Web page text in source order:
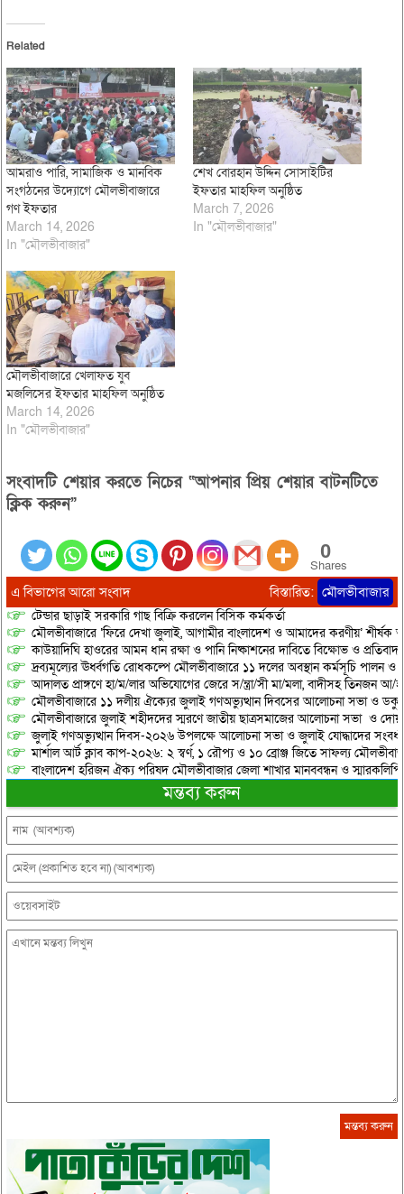
Related
আমরাও পারি, সামাজিক ও মানবিক
সংগঠনের উদ্যোগে মৌলভীবাজারে
গণ ইফতার
March 14, 2026
In "মৌলভীবাজার"
শেখ বোরহান উদ্দিন সোসাইটির
ইফতার মাহফিল অনুষ্ঠিত
March 7, 2026
In "মৌলভীবাজার"
মৌলভীবাজারে খেলাফত যুব
মজলিসের ইফতার মাহফিল অনুষ্ঠিত
March 14, 2026
In "মৌলভীবাজার"
সংবাদটি শেয়ার করতে নিচের “আপনার প্রিয় শেয়ার বাটনটিতে
ক্লিক করুন”
0
Shares
এ বিভাগের আরো সংবাদ বিস্তারিত: মৌলভীবাজার
টেন্ডার ছাড়াই সরকারি গাছ বিক্রি করলেন বিসিক কর্মকর্তা
মৌলভীবাজারে ‘ফিরে দেখা জুলাই, আগামীর বাংলাদেশ ও আমাদের করণীয়’ শীর্ষক
কাউয়াদিঘি হাওরের আমন ধান রক্ষা ও পানি নিষ্কাশনের দাবিতে বিক্ষোভ ও
দ্রব্যমূল্যের ঊর্ধ্বগতি রোধকল্পে মৌলভীবাজারে ১১ দলের অবস্থান কর্মসূচি পালন ও
আদালত প্রাঙ্গণে হা/ম/লার অভিযোগের জেরে স/ন্ত্রা/সী মা/মলা, বাদীসহ তিনজন আ/
মৌলভীবাজারে ১১ দলীয় ঐক্যের জুলাই গণঅভ্যুত্থান দিবসের আলোচনা সভা ও
মৌলভীবাজারে জুলাই শহীদদের স্মরণে জাতীয় ছাত্রসমাজের আলোচনা সভা ও
জুলাই গণঅভ্যুত্থান দিবস-২০২৬ উপলক্ষে আলোচনা সভা ও জুলাই যোদ্ধাদের
মার্শাল আর্ট ক্লাব কাপ-২০২৬: ২ স্বর্ণ, ১ রৌপ্য ও ১০ ব্রোঞ্জ জিতে সাফল্য
বাংলাদেশ হরিজন ঐক্য পরিষদ মৌলভীবাজার জেলা শাখার মানববন্ধন ও স্মারকলিপি
মন্তব্য করুন